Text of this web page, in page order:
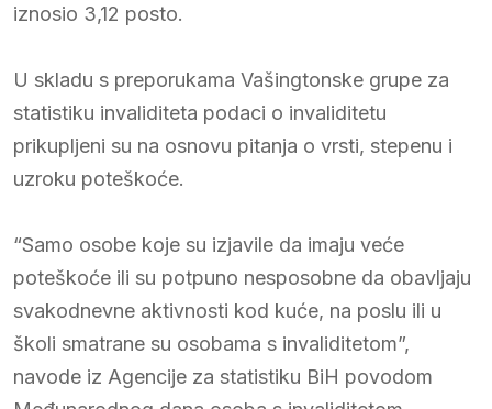
iznosio 3,12 posto.
U skladu s preporukama Vašingtonske grupe za
statistiku invaliditeta podaci o invaliditetu
prikupljeni su na osnovu pitanja o vrsti, stepenu i
uzroku poteškoće.
“Samo osobe koje su izjavile da imaju veće
poteškoće ili su potpuno nesposobne da obavljaju
svakodnevne aktivnosti kod kuće, na poslu ili u
školi smatrane su osobama s invaliditetom”,
navode iz Agencije za statistiku BiH povodom